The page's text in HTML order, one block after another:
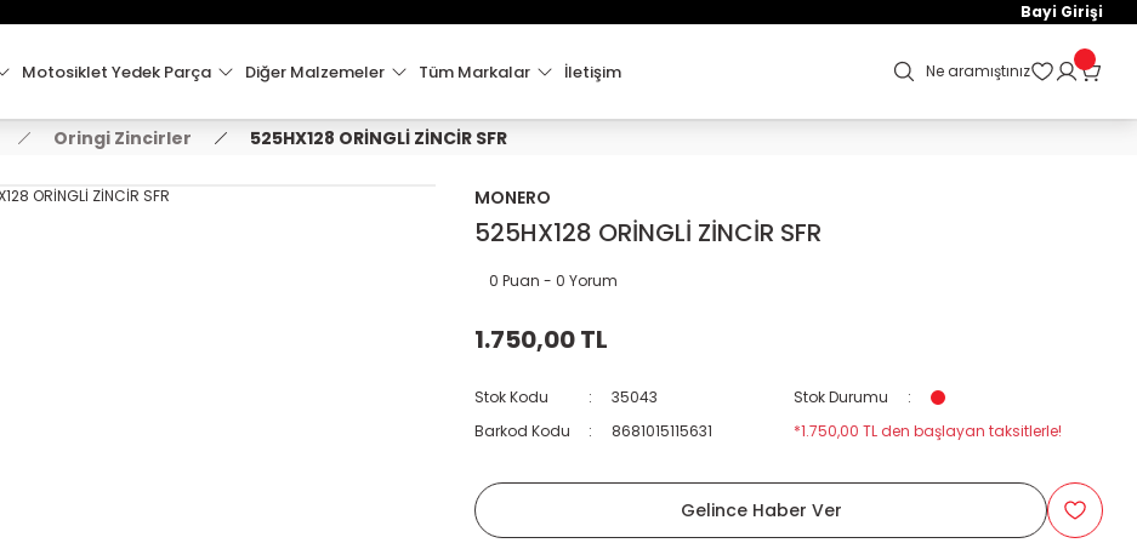
2000 TL VE ÜZERİ KARGO ÜCRETSİZ !
Bayi Girişi
Motosiklet Yedek Parça Diğer Malzemeler Tüm Markalar İletişim Ne aramıştınız
Oringi Zincirler 525HX128 ORİNGLİ ZİNCİR SFR
MONERO
525HX128 ORİNGLİ ZİNCİR SFR
0 Puan - 0 Yorum
1.750,00 TL
Stok Kodu 35043
Stok Durumu
Barkod Kodu
8681015115631 *1.750,00 TL den başlayan taksitlerle!
Gelince Haber Ver